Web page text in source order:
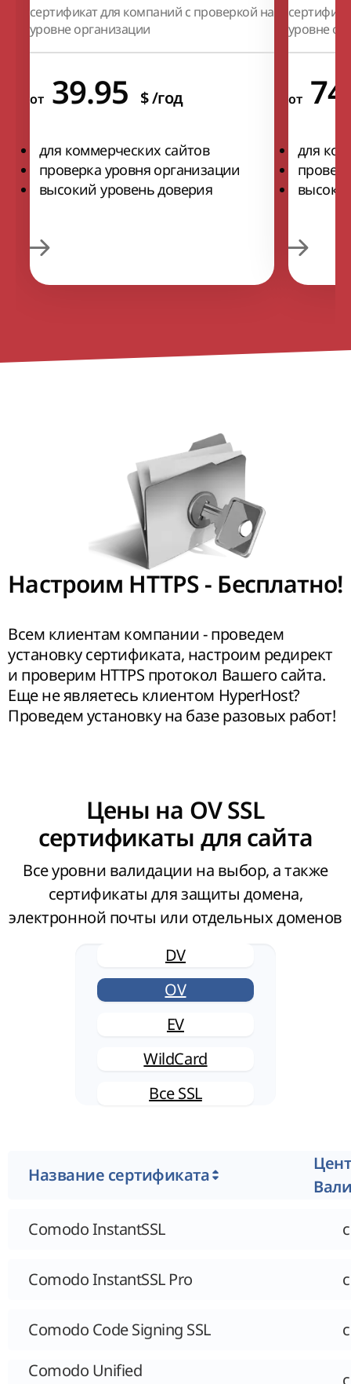
сертификат для компаний с проверкой на
уровне организации
от 39.95 $/год
для коммерческих сайтов
проверка уровня организации
высокий уровень доверия
уровне
от 74
для
Настроим HTTPS - Бесплатно!
Всем клиентам компании - проведем
установку сертификата, настроим редирект
и проверим HTTPS протокол Вашего сайта.
Еще не являетесь клиентом HyperHost?
Проведем установку на базе разовых работ!
Цены на OV SSL
сертификаты для сайта
Все уровни валидации на выбор, а также
сертификаты для защиты домена,
электронной почты или отдельных доменов
DV
OV
EV
WildCard
Все SSL
Название сертификата
Comodo InstantSSL
Comodo InstantSSL Pro
Comodo Code Signing SSL
Comodo Unified